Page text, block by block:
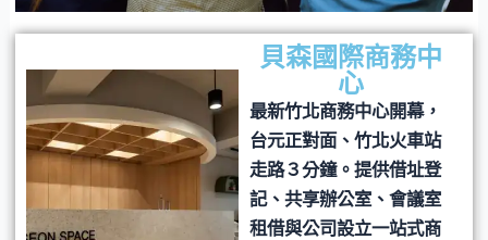
貝森國際商務中
心
最新竹北商務中心開幕，
台元正對面、竹北火車站
走路３分鐘。提供借址登
記、共享辦公室、會議室
租借與公司設立一站式商